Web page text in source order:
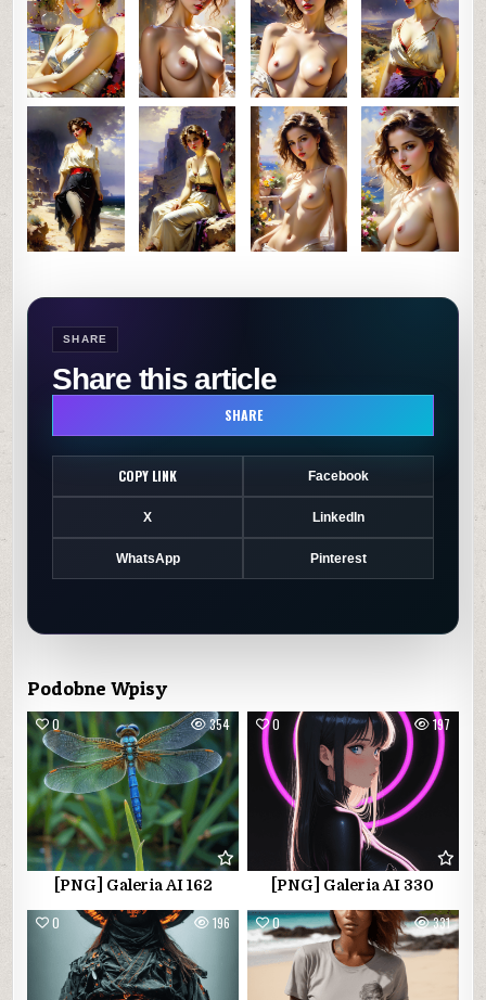
0
50
0
SHARE
SHARE
Share this article
SHARE
COPY LINK Facebook
X LinkedIn
WhatsApp Pinterest
Podobne Wpisy
0 354
[PNG] Galeria AI 162
0 197
[PNG] Galeria AI 330
0 196 0 331